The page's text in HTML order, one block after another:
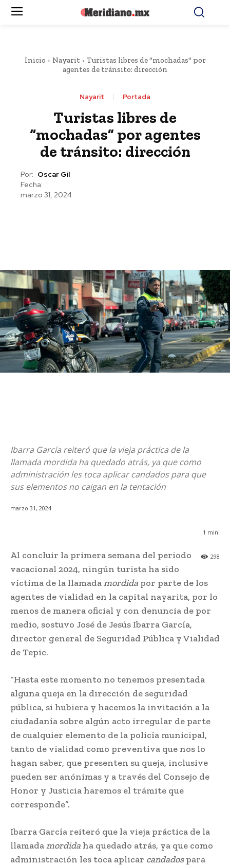
Inicio Nayarit
Turistas libres de "mochadas" por
agentes de tránsito: dirección
Nayarit Portada
Turistas libres de
“mochadas” por agentes
de tránsito: dirección
Por: Oscar Gil
Fecha:
marzo 31, 2024
Ibarra García reiteró que la vieja práctica de la
llamada mordida ha quedado atrás, ya que como
administración les toca aplicar candados para que
sus elementos no caigan en la tentación
marzo 31, 2024
1 min.
298
Al concluir la primera semana del periodo
vacacional 2024, ningún turista ha sido
víctima de la llamadamordida por parte de los
agentes de vialidad en la capital nayarita, por lo
menos de manera oficial y con denuncia de por
medio, sostuvo José de Jesús Ibarra García,
director general de Seguridad Pública y Vialidad
de Tepic.
“Hasta este momento no tenemos presentada
alguna queja en la dirección de seguridad
pública, si hubiera y hacemos la invitación a la
ciudadanía sobre algún acto irregular de parte
de cualquier elemento de la policía municipal,
tanto de vialidad como preventiva que nos lo
hagan saber, que presenten su queja, inclusive
pueden ser anónimas y a través del Consejo de
Honor y Justicia haremos el trámite que
corresponde”.
Ibarra García reiteró que la vieja práctica de la
llamadamordida ha quedado atrás, ya que como
administración les toca aplicar candadospara